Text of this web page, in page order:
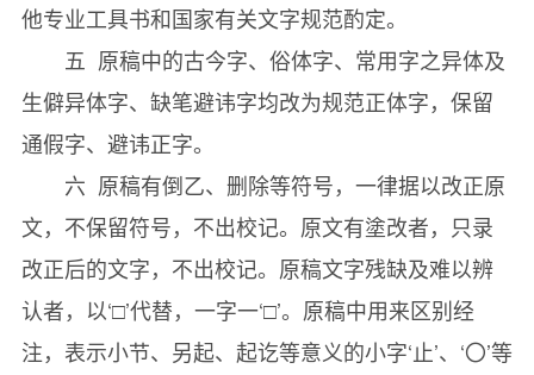
明德正心二章辨説◇正庵集◎李顯益（四三）
大學講義◇菊潭集◎周宰成（五一）
《韓國經學資料集成大學第四册》
大學疾書◇星湖疾書◎李瀷（五九）
大學經義記聞録◇經義記聞録◎韓元震（九一）
大學劄録◇老村集◎林象德（一一九）
大學小注辨解◇棄棄齋集◎金尚埏（一二九）
大學講説◇白水集◎楊應秀（一三三）
大學玉溜講録◇櫟泉先生文集◎宋明欽（一四七）
他专业工具书和国家有关文字规范酌定。
五 原稿中的古今字、俗体字、常用字之异体及
生僻异体字、缺笔避讳字均改为规范正体字，保留
通假字、避讳正字。
六 原稿有倒乙、删除等符号，一律据以改正原
文，不保留符号，不出校记。原文有塗改者，只录
改正后的文字，不出校记。原稿文字残缺及难以辨
认者，以‘□’代替，一字一‘□’。原稿中用来区别经
注，表示小节、另起、起讫等意义的小字‘止’、‘〇’等